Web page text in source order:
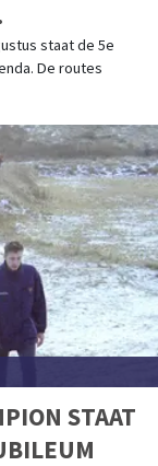
staat de 5e
De routes
STAAT